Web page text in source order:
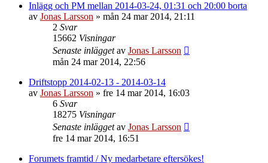
Inlägg och PM mellan 2014-03-24, 01:31 och 20:00 borta
av Jonas Larsson » mån 24 mar 2014, 21:11
2 Svar
15662 Visningar
Senaste inläggetav Jonas Larsson
mån 24 mar 2014, 22:56
Driftstopp 2014-02-13 - 2014-03-14
av Jonas Larsson » fre 14 mar 2014, 16:03
6 Svar
18275 Visningar
Senaste inläggetav Jonas Larsson
fre 14 mar 2014, 16:51
Forumets framtid / Ny medarbetare eftersökes!